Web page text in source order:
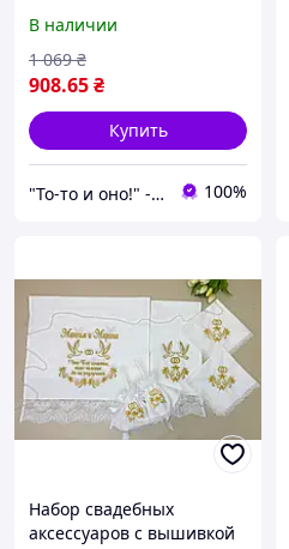
песочной церемонии.
Рамка, цветной песок, 2
стакана
В наличии
908.65₴
1 069 ₴
Купить
"То-то и оно!" - Мультимаркет праздника 100%
Набор свадебных
аксессуаров с вышивкой